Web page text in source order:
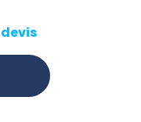
devis